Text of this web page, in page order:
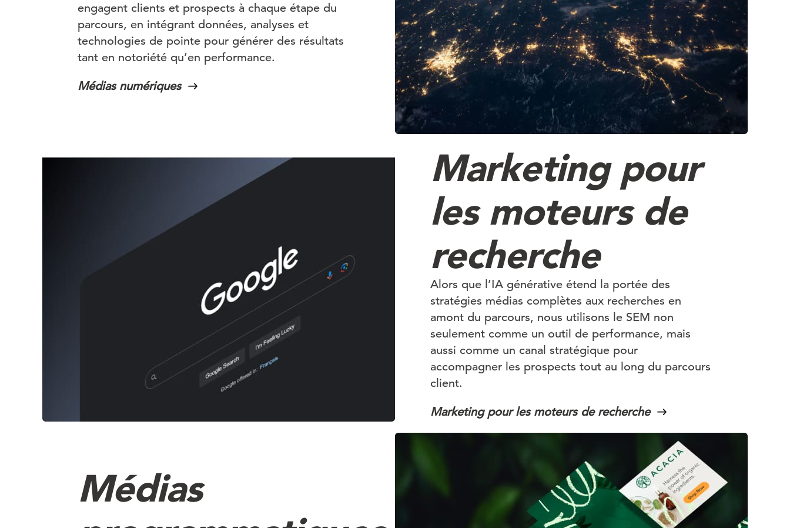
engagent clients et prospects à chaque étape du
parcours, en intégrant données, analyses et
technologies de pointe pour générer des résultats
tant en notoriété qu’en performance.
Médias numériques
Marketing pour
les moteurs de
recherche
Alors que l’IA générative étend la portée des
stratégies médias complètes aux recherches en
amont du parcours, nous utilisons le SEM non
seulement comme un outil de performance, mais
aussi comme un canal stratégique pour
accompagner les prospects tout au long du parcours
client.
Marketing pour les moteurs de recherche
Médias